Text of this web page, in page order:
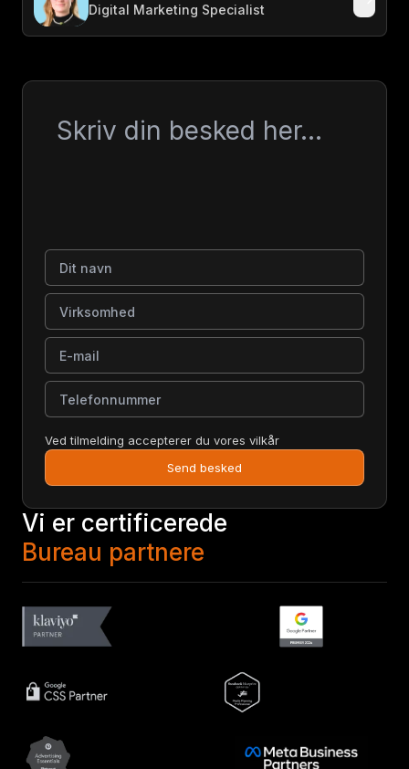
Digital Marketing Specialist
Dit navn
Virksomhed
E-mail
Telefonnummer
Ved tilmelding accepterer du vores vilkår
Send besked
Vi er certificerede
Bureau partnere